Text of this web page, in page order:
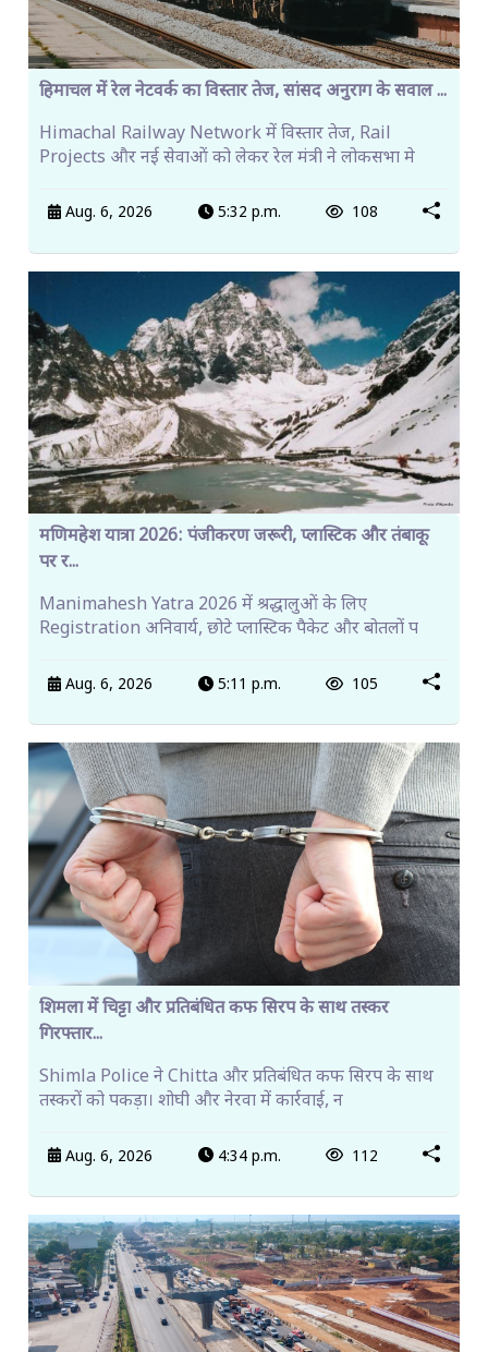
हिमाचल में रेल नेटवर्क का विस्तार तेज, सांसद अनुराग के सवाल ...
Himachal Railway Network में विस्तार तेज, Rail
Projects और नई सेवाओं को लेकर रेल मंत्री ने लोकसभा मे
Aug. 6, 2026 5:32 p.m. 108
मणिमहेश यात्रा 2026: पंजीकरण जरूरी, प्लास्टिक और तंबाकू
पर र...
Manimahesh Yatra 2026 में श्रद्धालुओं के लिए
Registration अनिवार्य, छोटे प्लास्टिक पैकेट और बोतलों प
Aug. 6, 2026 5:11 p.m. 105
शिमला में चिट्टा और प्रतिबंधित कफ सिरप के साथ तस्कर
गिरफ्तार...
Shimla Police ने Chitta और प्रतिबंधित कफ सिरप के साथ
तस्करों को पकड़ा। शोघी और नेरवा में कार्रवाई, न
Aug. 6, 2026 4:34 p.m. 112